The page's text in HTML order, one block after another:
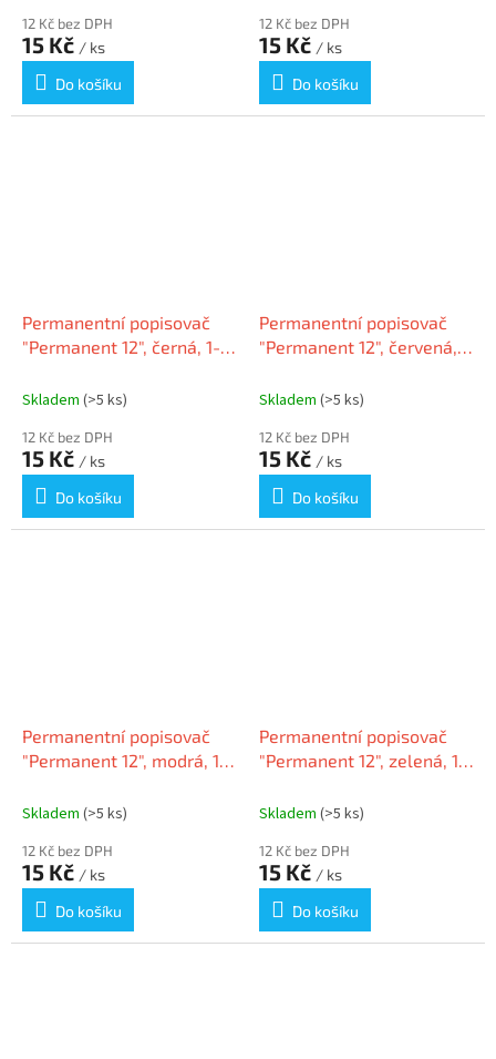
12 Kč bez DPH
15 Kč / ks
Do košíku
12 Kč bez DPH
15 Kč / ks
Do košíku
Permanentní popisovač
"Permanent 12", černá, 1-
Skladem (>5 ks)
12 Kč bez DPH
15 Kč / ks
Do košíku
Permanentní popisovač
"Permanent 12", červená,
Skladem (>5 ks)
12 Kč bez DPH
15 Kč / ks
Do košíku
Permanentní popisovač
"Permanent 12", modrá, 1-
Skladem (>5 ks)
12 Kč bez DPH
15 Kč / ks
Do košíku
Permanentní popisovač
"Permanent 12", zelená, 1-
Skladem (>5 ks)
12 Kč bez DPH
15 Kč / ks
Do košíku